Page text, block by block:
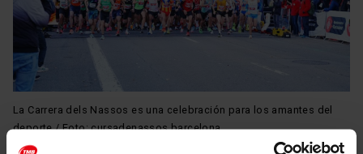
La Carrera dels Nassos es una celebración para los amantes del
deporte / Foto: cursadenassos.barcelona